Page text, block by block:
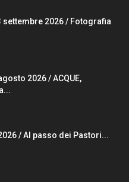
settembre 2026 / Fotografia
2026 / ACQUE,
/ Al passo dei Pastori...